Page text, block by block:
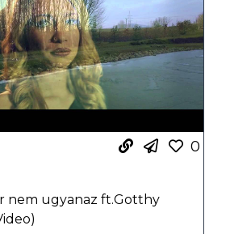
0
nem ugyanaz ft.Gotthy